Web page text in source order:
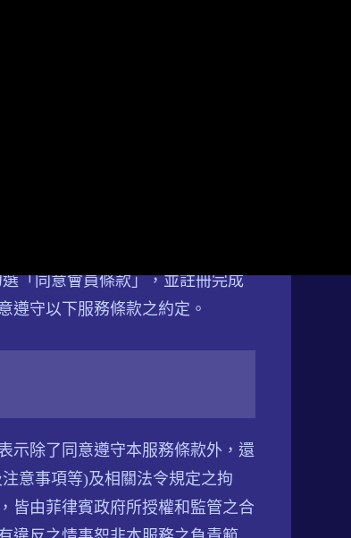
「同意會員條款」，並註冊完成
遵守以下服務條款之約定。
示除了同意遵守本服務條款外，還
意事項等)及相關法令規定之拘
皆由菲律賓政府所授權和監管之合